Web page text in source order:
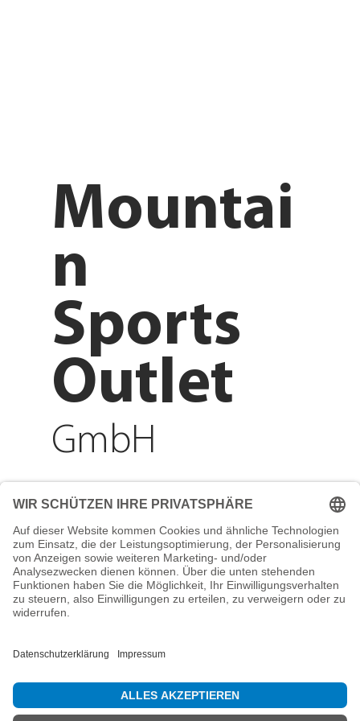
Adresse
Reichenberger Str. 1
84130 Dingolfing
Telefon
info@mountain-sports-
Mountai
n
Sports
Outlet
GmbH